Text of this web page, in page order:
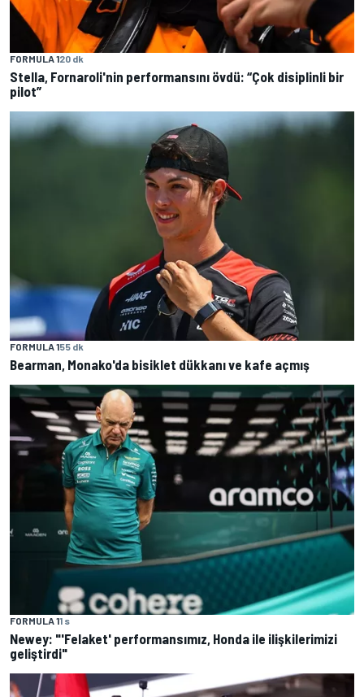
FORMULA 120 dk
Stella, Fornaroli'nin performansını övdü: “Çok disiplinli bir
pilot”
FORMULA 155 dk
Bearman, Monako'da bisiklet dükkanı ve kafe açmış
FORMULA 11 s
Newey: "'Felaket' performansımız, Honda ile ilişkilerimizi
geliştirdi"